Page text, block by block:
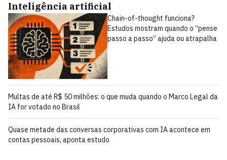
Inteligência artificial
Chain-of-thought funciona?
Estudos mostram quando o “pense
passo a passo” ajuda ou atrapalha
Multas de até R$ 50 milhões: o que muda quando o Marco Legal da
IA for votado no Brasil
Quase metade das conversas corporativas com IA acontece em
contas pessoais, aponta estudo